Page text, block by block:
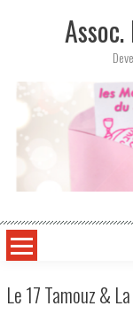
Le 17 Tamouz &